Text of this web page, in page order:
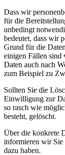
Dass wir
für die
unbedingt
bedeutet, dass wir
Grund für die
einigen Fällen sind
Daten auch nach
zum Beispiel zu
Sollten Sie die
Einwilligung zur
so rasch wie
besteht, gelöscht.
Über die konkrete
informieren wir Sie
dazu haben.